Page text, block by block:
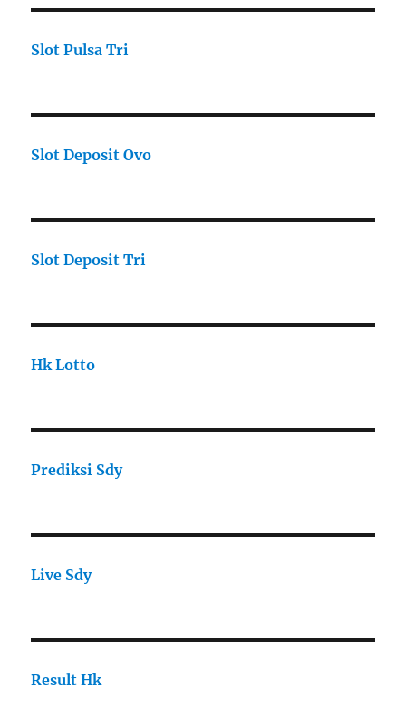
Slot Pulsa Tri
Slot Deposit Ovo
Slot Deposit Tri
Hk Lotto
Prediksi Sdy
Live Sdy
Result Hk